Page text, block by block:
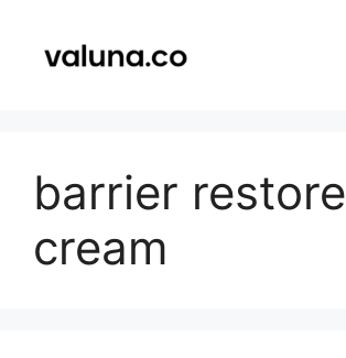
contenido
barrier restore
cream